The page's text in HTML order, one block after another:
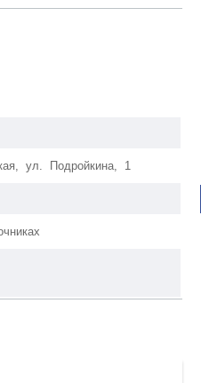
ул. Подройкина, 1